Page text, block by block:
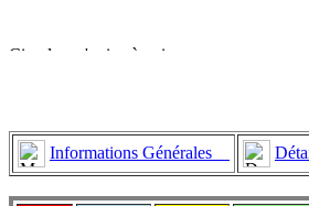
Informations Générales